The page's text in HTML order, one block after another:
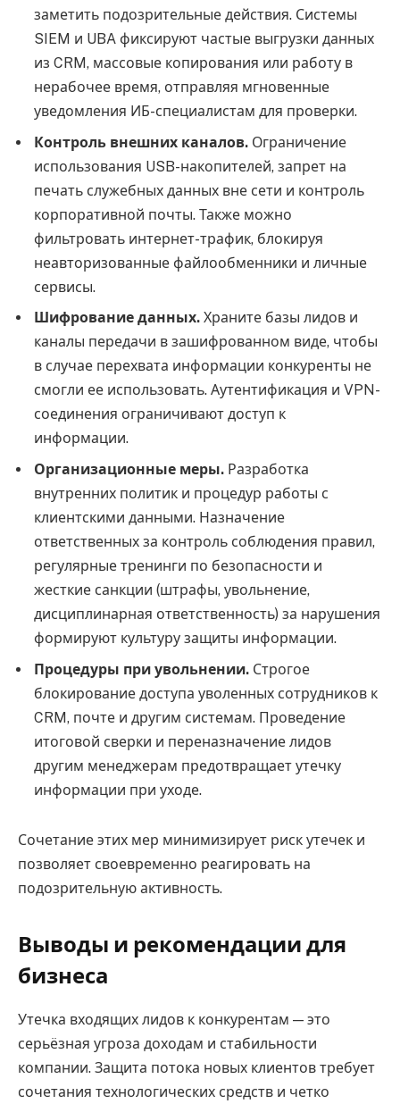
заметить подозрительные действия. Системы
SIEM и UBA фиксируют частые выгрузки данных
из CRM, массовые копирования или работу в
нерабочее время, отправляя мгновенные
уведомления ИБ-специалистам для проверки.
Контроль внешних каналов. Ограничение
использования USB-накопителей, запрет на
печать служебных данных вне сети и контроль
корпоративной почты. Также можно
фильтровать интернет-трафик, блокируя
неавторизованные файлообменники и личные
сервисы.
Шифрование данных. Храните базы лидов и
каналы передачи в зашифрованном виде, чтобы
в случае перехвата информации конкуренты не
смогли ее использовать. Аутентификация и VPN-
соединения ограничивают доступ к
информации.
Организационные меры. Разработка
внутренних политик и процедур работы с
клиентскими данными. Назначение
ответственных за контроль соблюдения правил,
регулярные тренинги по безопасности и
жесткие санкции (штрафы, увольнение,
дисциплинарная ответственность) за нарушения
формируют культуру защиты информации.
Процедуры при увольнении. Строгое
блокирование доступа уволенных сотрудников к
CRM, почте и другим системам. Проведение
итоговой сверки и переназначение лидов
другим менеджерам предотвращает утечку
информации при уходе.
Сочетание этих мер минимизирует риск утечек и
позволяет своевременно реагировать на
подозрительную активность.
Выводы и рекомендации для
бизнеса
Утечка входящих лидов к конкурентам — это
серьёзная угроза доходам и стабильности
компании. Защита потока новых клиентов требует
сочетания технологических средств и четко